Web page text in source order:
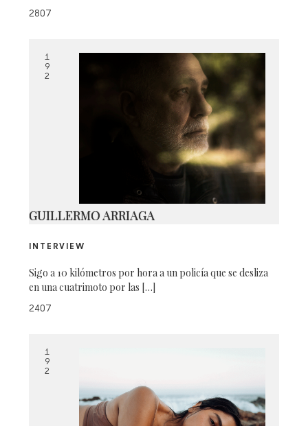
3
2807
1
9
2
GUILLERMO ARRIAGA
INTERVIEW
Sigo a 10 kilómetros por hora a un policía que se desliza
en una cuatrimoto por las […]
2407
1
9
2